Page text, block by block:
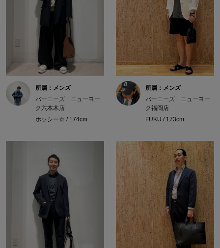
所属：メンズ
バーニーズ ニューヨー
ク六本木店
ホッシー☆ / 174cm
所属：メンズ
バーニーズ ニューヨー
ク福岡店
FUKU / 173cm